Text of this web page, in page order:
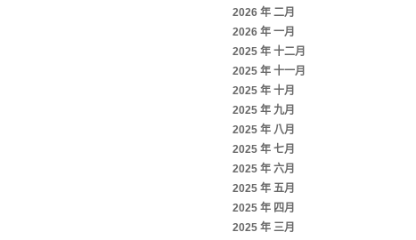
2026 年 二月
2026 年 一月
2025 年 十二月
2025 年 十一月
2025 年 十月
2025 年 九月
2025 年 八月
2025 年 七月
2025 年 六月
2025 年 五月
2025 年 四月
2025 年 三月